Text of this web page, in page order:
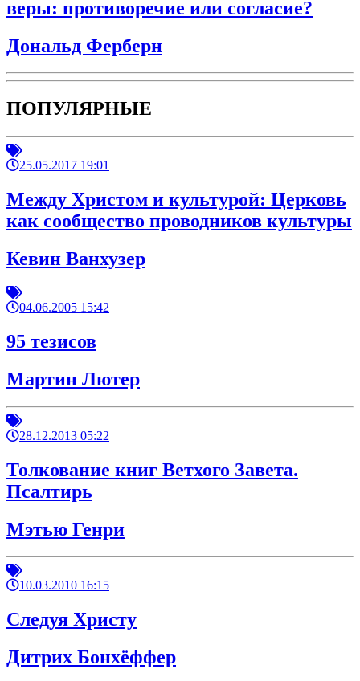
веры: противоречие или согласие?
Дональд Ферберн
ПОПУЛЯРНЫЕ
25.05.2017 19:01
Между Христом и культурой: Церковь
как сообщество проводников культуры
Кевин Ванхузер
04.06.2005 15:42
95 тезисов
Мартин Лютер
28.12.2013 05:22
Толкование книг Ветхого Завета.
Псалтирь
Мэтью Генри
10.03.2010 16:15
Следуя Христу
Дитрих Бонхёффер